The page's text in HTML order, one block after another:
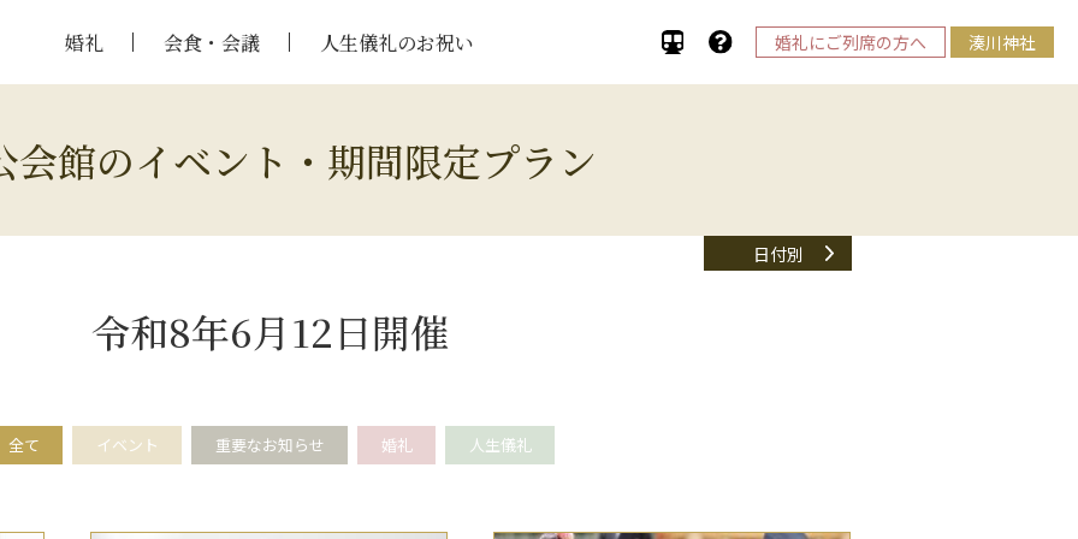
婚礼 会食・会議 人生儀礼のお祝い 婚礼にご列席の方へ 湊川神社
会館のイベント・期間限定プラン
日付別
令和8年6月12日開催
全て イベント 重要なお知らせ 婚礼 人生儀礼